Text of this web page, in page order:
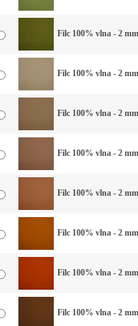
Filc 100% vlna - 2
Filc 100% vlna - 2
Filc 100% vlna - 2
Filc 100% vlna - 2
Filc 100% vlna - 2
Filc 100% vlna - 2
Filc 100% vlna - 2
Filc 100% vlna - 2